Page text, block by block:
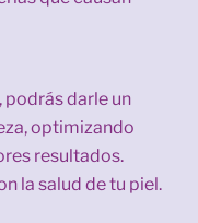
podrás darle un
optimizando
resultados.
la salud de tu piel.